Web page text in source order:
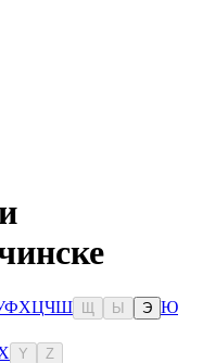
ФХЦЧШ Ы Э Ю
Y Z